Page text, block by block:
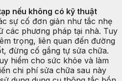
nếu không có kỹ thuật
sự cố đơn giản như tắc nhẹ
các phương pháp tại nhà. Tuy
trọng, liên quan đến đường
đừng cố gắng tự sửa chữa.
hiểm cho sức khỏe và làm
chi phí sửa chữa sau này